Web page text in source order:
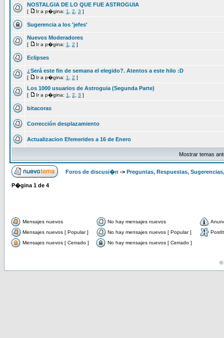
NOSTALGIA DE LO QUE FUE ASTROGUIA
[ Ir a p�gina: 1 2 3 ]
Sugerencia a los 'jefes'
Nuevos Moderadores
[ Ir a p�gina: 1 2 ]
Eclipses
¿Será este fin de semana el elegido?. Atentos a este hilo :D
[ Ir a p�gina: 1 2 ]
Los 1000 usuarios de Astroguia (Segunda Parte)
[ Ir a p�gina: 1 2 3 ]
bitacoras
Corrección desplazamiento
Actualizacion Efemerides a 16 de Enero
Mostrar temas
Foros de discusi�n -> Preguntas, Respuestas,
P�gina 1 de 4
Mensajes nuevos No hay mensajes nuevos
Mensajes nuevos [ Popular ]
No hay mensajes nuevos [ Popular ]
PostIt
Mensajes nuevos [ Cerrado ]
No hay mensajes nuevos [ Cerrado ]
©